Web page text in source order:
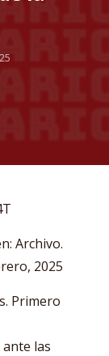
Archivo.
2025
Primero
las